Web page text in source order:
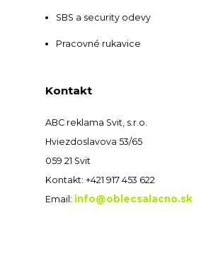
SBS a security odevy
Pracovné rukavice
Kontakt
ABC reklama Svit, s.r.o.
Hviezdoslavova 53/65
059 21 Svit
Kontakt: +421 917 453 622
Email: info@oblecsalacno.sk